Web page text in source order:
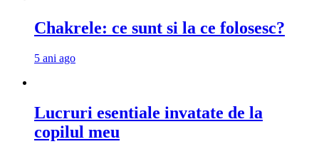
Chakrele: ce sunt si la ce folosesc?
5 ani ago
Lucruri esentiale invatate de la
copilul meu